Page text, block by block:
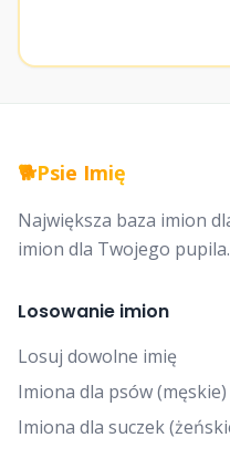
🐕Psie Imię
Największa baza imion
imion dla Twojego pupila.
Losowanie imion
Losuj dowolne imię
Imiona dla psów (męskie)
Imiona dla suczek